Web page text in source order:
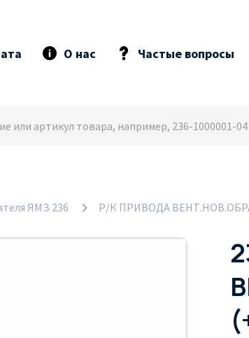
О нас Частые вопросы
ЯМЗ 236 Р/К ПРИВОДА